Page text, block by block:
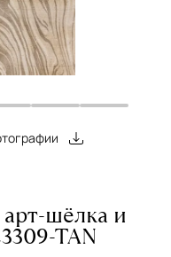
шёлка и
TAN